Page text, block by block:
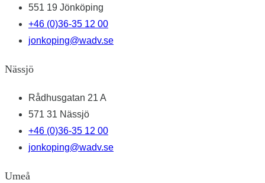
551 19 Jönköping
+46 (0)36-35 12 00
jonkoping@wadv.se
Nässjö
Rådhusgatan 21 A
571 31 Nässjö
+46 (0)36-35 12 00
jonkoping@wadv.se
Umeå